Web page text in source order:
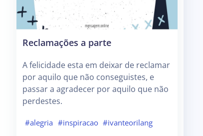
Reclamações a parte
A felicidade esta em deixar de reclamar
por aquilo que não conseguistes, e
passar a agradecer por aquilo que não
perdestes.
#alegria #inspiracao #ivanteorilang